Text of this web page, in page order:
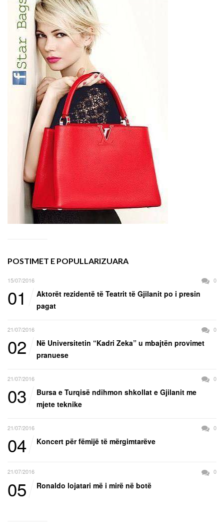
POSTIMET E POPULLARIZUARA
15/07/2016 0
01
Aktorët rezidentë të Teatrit të Gjilanit po i presin
pagat
21/07/2016 0
02
Në Universitetin “Kadri Zeka” u mbajtën provimet
pranuese
21/07/2016 0
03
Bursa e Turqisë ndihmon shkollat e Gjilanit me
mjete teknike
21/07/2016 0
04 Koncert për fëmijë të mërgimtarëve
21/07/2016 0
05 Ronaldo lojatari më i mirë në botë